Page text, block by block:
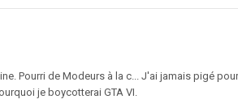
Pourri de Modeurs à la c... J'ai jamais pigé
je boycotterai GTA VI.